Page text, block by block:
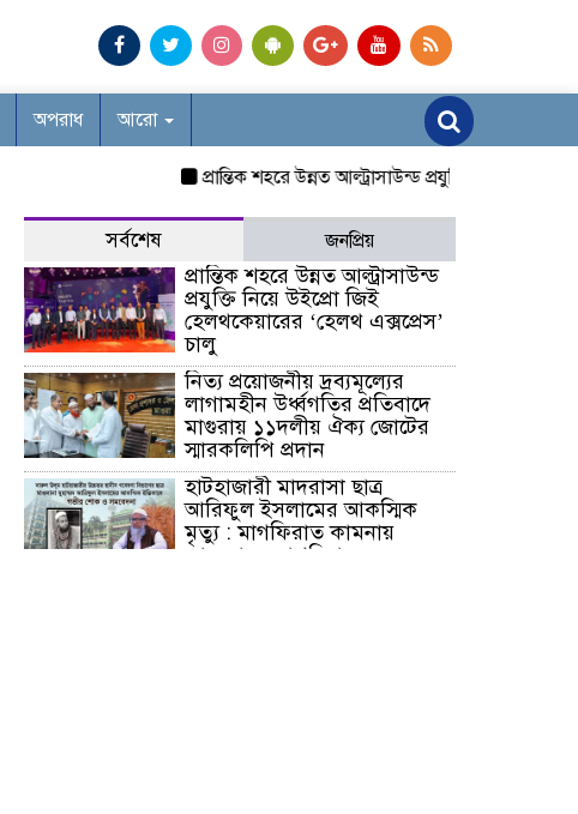
অপরাধ আরো
প্রান্তিক শহরে উন্নত আল্ট্রাসাউন্ড প্রযুক্তি নিয়ে উইপ্রো জিই
সর্বশেষ জনপ্রিয়
প্রান্তিক শহরে উন্নত আল্ট্রাসাউন্ড
প্রযুক্তি নিয়ে উইপ্রো জিই
হেলথকেয়ারের ‘হেলথ এক্সপ্রেস’
চালু
নিত্য প্রয়োজনীয় দ্রব্যমূল্যের
লাগামহীন উর্ধ্বগতির প্রতিবাদে
মাগুরায় ১১দলীয় ঐক্য জোটের
স্মারকলিপি প্রদান
হাটহাজারী মাদরাসা ছাত্র
আরিফুল ইসলামের আকস্মিক
মৃত্যু : মাগফিরাত কামনায়
জামেয়ার মহাপরিচালক